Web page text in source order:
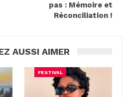
pas : Mémoire et
Réconciliation !
AUSSI AIMER
FESTIVAL